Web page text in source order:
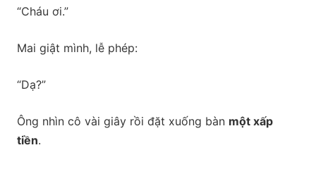
“Cháu ơi.”
Mai giật mình, lễ phép:
“Dạ?”
Ông nhìn cô vài giây rồi đặt xuống bàn một xấp
tiền.